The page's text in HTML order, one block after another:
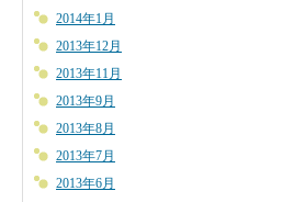
2014年1月
2013年12月
2013年11月
2013年9月
2013年8月
2013年7月
2013年6月